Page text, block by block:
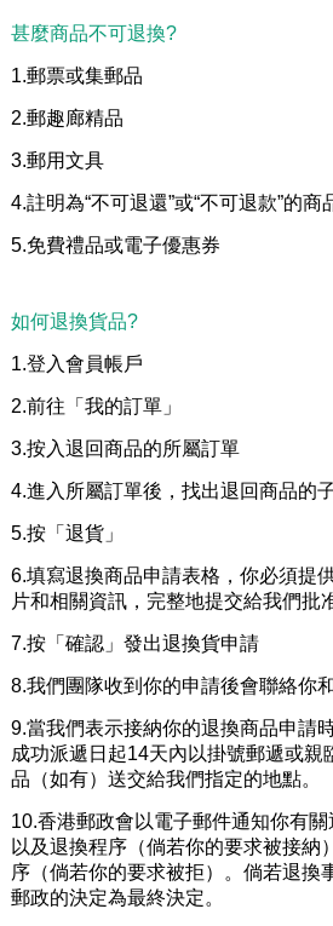
甚麼商品不可退換?
1.郵票或集郵品
2.郵趣廊精品
3.郵用文具
4.註明為“不可退還”或“不可退款”的商
5.免費禮品或電子優惠券
如何退換貨品?
1.登入會員帳戶
2.前往「我的訂單」
3.按入退回商品的所屬訂單
4.進入所屬訂單後，找出退回商品的
5.按「退貨」
6.填寫退換商品申請表格，你必須提
片和相關資訊，完整地提交給我們批
7.按「確認」發出退換貨申請
8.我們團隊收到你的申請後會聯絡你
9.當我們表示接納你的退換商品申請
成功派遞日起14天內以掛號郵遞或親
品（如有）送交給我們指定的地點。
10.香港郵政會以電子郵件通知你有關
以及退換程序（倘若你的要求被接納
序（倘若你的要求被拒）。倘若退換
郵政的決定為最終決定。